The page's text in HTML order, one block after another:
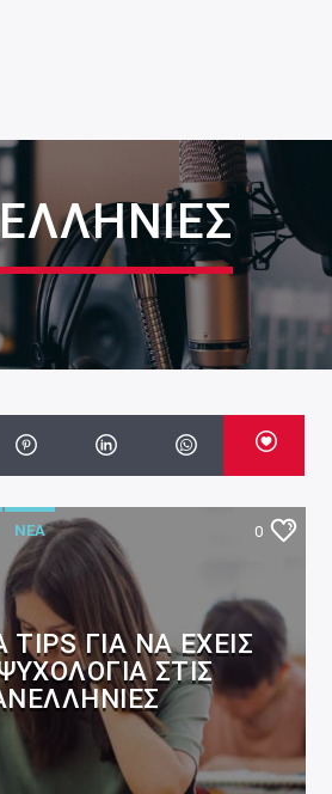
ΝΕΑ 0
ΓΙΑ ΝΑ ΈΧΕΙΣ
ΣΤΙΣ